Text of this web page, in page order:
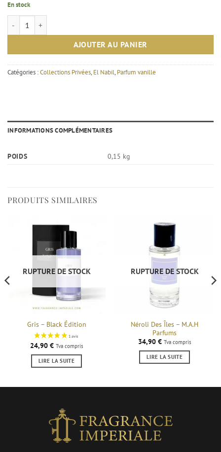
En stock
quantité de Musc Bella - El Nabil
AJOUTER AU PANIER
Catégories :Collections Privées, El Nabil, Parfum vanille
INFORMATIONS COMPLÉMENTAIRES
POIDS 0,15 kg
PRODUITS SIMILAIRES
RUPTURE DE STOCK
Gris – Black Édition
24,90 € Tva compris
LIRE LA SUITE
RUPTURE DE STOCK
Néroli Des Îles – M.A.H
Parfums
34,90 € Tva compris
LIRE LA SUITE